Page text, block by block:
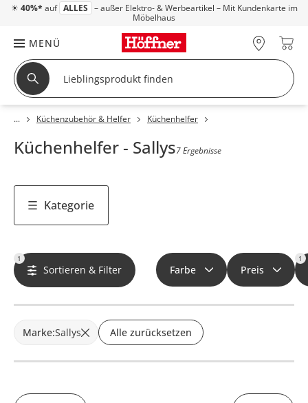
☀ 40%* auf ALLES – außer Elektro- & Werbeartikel – Mit Kundenkarte im
Möbelhaus
MENÜ
Küchenzubehör & Helfer Küchenhelfer
Küchenhelfer - Sallys7 Ergebnisse
Kategorie
1
Sortieren & Filter Farbe Preis
1
Marke:Sallys Alle zurücksetzen